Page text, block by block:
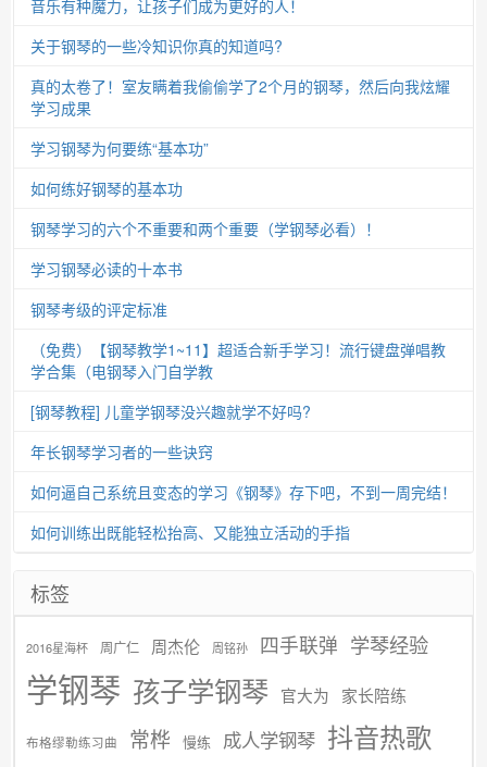
音乐有种魔力，让孩子们成为更好的人！
关于钢琴的一些冷知识你真的知道吗?
真的太卷了！室友瞒着我偷偷学了2个月的钢琴，然后向我炫耀
学习成果
学习钢琴为何要练“基本功”
如何练好钢琴的基本功
钢琴学习的六个不重要和两个重要（学钢琴必看）！
学习钢琴必读的十本书
钢琴考级的评定标准
（免费）【钢琴教学1~11】超适合新手学习！流行键盘弹唱教
学合集（电钢琴入门自学教
[钢琴教程] 儿童学钢琴没兴趣就学不好吗?
年长钢琴学习者的一些诀窍
如何逼自己系统且变态的学习《钢琴》存下吧，不到一周完结！
如何训练出既能轻松抬高、又能独立活动的手指
标签
2016星海杯 周广仁 周杰伦 周铭孙 四手联弹 学琴经验
学钢琴 孩子学钢琴 官大为 家长陪练
布格缪勒练习曲 常桦 慢练 成人学钢琴 抖音热歌